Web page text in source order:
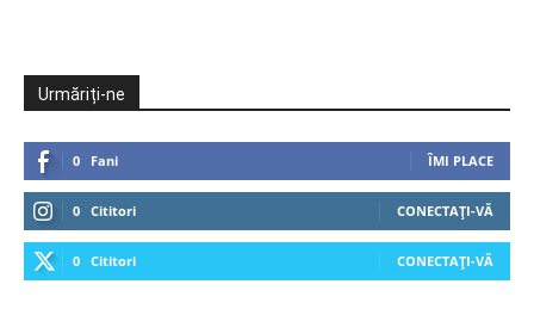
Urmăriți-ne
0 Fani ÎMI PLACE
0 Cititori CONECTAȚI-VĂ
0 Cititori CONECTAȚI-VĂ